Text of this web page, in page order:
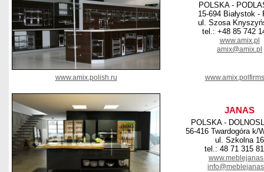
POLSKA -
15-694 Białystok -
ul. Szosa
tel.: +48 85 742
www.amix.pl
amix@amix.pl
www.amix.polish.ru
JANAS
POLSKA -
56-416 Twardogóra k/
ul. Szkolna 16
tel.: 48 71 315